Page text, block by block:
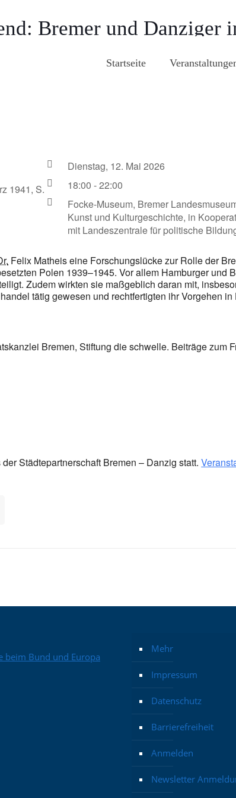
Startseite
Bremer und Danziger
1941, S.
Dienstag, 12. Mai 2026
18:00 - 22:00
Focke-Museum, Bremer
Kunst und Kulturgeschichte, in
mit Landeszentrale für politische
Felix Matheis eine Forschungslücke zur Rolle der
Polen 1939–1945. Vor allem Hamburger und
Zudem wirkten sie maßgeblich daran mit,
tätig gewesen und rechtfertigten ihr Vorgehen
Bremen, Stiftung die schwelle. Beiträge zum
Städtepartnerschaft Bremen – Danzig statt.
Mehr
Impressum
Datenschutz
Barrierefreiheit
Anmelden
Newsletter